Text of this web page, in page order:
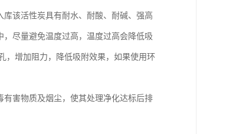
该活性炭具有耐水、耐酸、耐碱、强高
尽量避免温度过高，温度过高会降低吸
，增加阻力，降低吸附效果，如果使用环
害物质及烟尘，使其处理净化达标后排